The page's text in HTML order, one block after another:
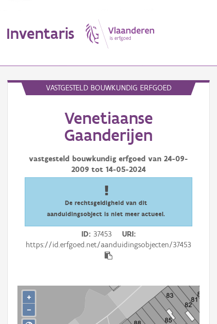
Inventaris
Waarneming
Downloads
Aanmelden
VASTGESTELD BOUWKUNDIG ERFGOED
Venetiaanse
Gaanderijen
vastgesteld bouwkundig erfgoed van 24-09-
2009 tot 14-05-2024
De rechtsgeldigheid van dit
aanduidingsobject is niet meer actueel.
ID 37453
URI
https://id.erfgoed.net/aanduidingsobjecten/37453
+
−